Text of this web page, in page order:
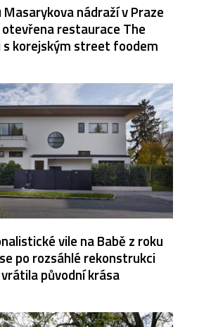
Masarykova nádraží v Praze
otevřena restaurace The
s korejským street foodem
vile na Babě z roku
po rozsáhlé rekonstrukci
vrátila původní krása